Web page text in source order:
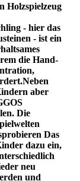
Holzspielzeug
- hier das
- ist ein
die Hand-
aber
Die
Das
dazu ein,
neu
und